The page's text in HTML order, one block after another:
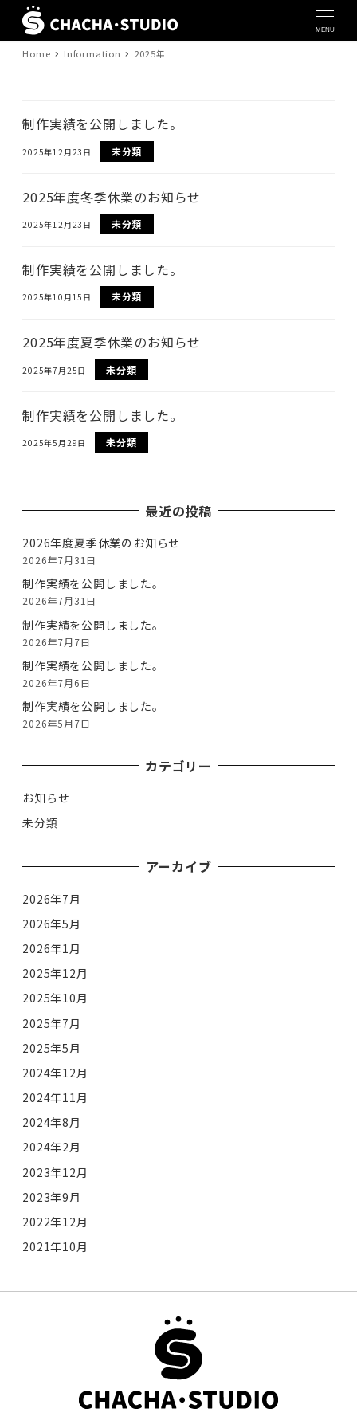
MENU
Home Information 2025年
制作実績を公開しました。
2025年12月23日 未分類
2025年度冬季休業のお知らせ
2025年12月23日 未分類
制作実績を公開しました。
2025年10月15日 未分類
2025年度夏季休業のお知らせ
2025年7月25日 未分類
制作実績を公開しました。
2025年5月29日 未分類
最近の投稿
2026年度夏季休業のお知らせ
2026年7月31日
制作実績を公開しました。
2026年7月31日
制作実績を公開しました。
2026年7月7日
制作実績を公開しました。
2026年7月6日
制作実績を公開しました。
2026年5月7日
カテゴリー
お知らせ
未分類
アーカイブ
2026年7月
2026年5月
2026年1月
2025年12月
2025年10月
2025年7月
2025年5月
2024年12月
2024年11月
2024年8月
2024年2月
2023年12月
2023年9月
2022年12月
2021年10月